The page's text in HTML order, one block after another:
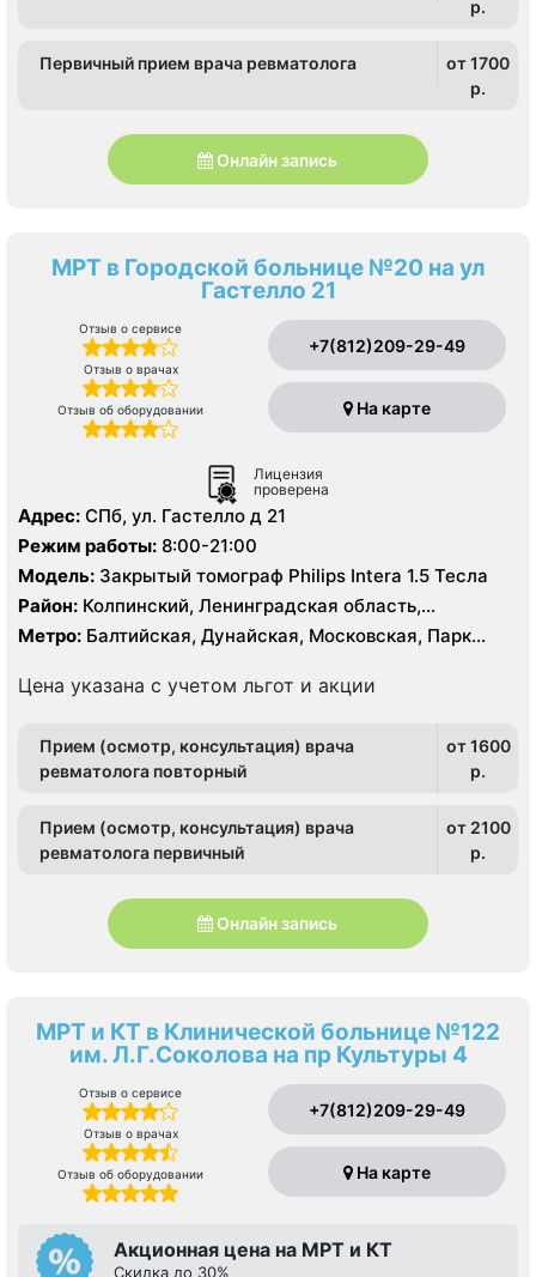
p.
Первичный прием врача ревматолога
от 1700
p.
Онлайн запись
МРТ в Городской больнице №20 на ул
Гастелло 21
Отзыв о сервисе
Отзыв о врачах
Отзыв об оборудовании
+7(812)209-29-49
На карте
Лицензия
проверена
Адрес: СПб, ул. Гастелло д 21
Режим работы: 8:00-21:00
Модель: Закрытый томограф Philips Intera 1.5 Тесла
Район: Колпинский, Ленинградская область,
Московский, Пушкинский, Фрунзенский
Метро: Балтийская, Дунайская, Московская, Парк
Цена указана с учетом льгот и акции
Прием (осмотр, консультация) врача
ревматолога повторный
от 1600
p.
Прием (осмотр, консультация) врача
ревматолога первичный
от 2100
p.
Онлайн запись
МРТ и КТ в Клинической больнице №122
им. Л.Г.Соколова на пр Культуры 4
Отзыв о сервисе
Отзыв о врачах
Отзыв об оборудовании
+7(812)209-29-49
На карте
Акционная цена на МРТ и КТ
Скидка до 30%